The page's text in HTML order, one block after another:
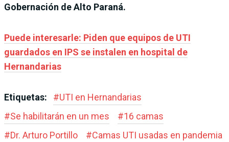
Gobernación de Alto Paraná.
Puede interesarle: Piden que equipos de UTI
guardados en IPS se instalen en hospital de
Hernandarias
Etiquetas: #UTI en Hernandarias
#Se habilitarán en un mes #16 camas
#Dr. Arturo Portillo #Camas UTI usadas en pandemia